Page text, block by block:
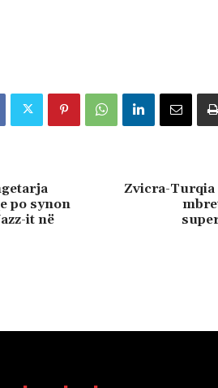
po synon
it në
Zvicra-Turqia